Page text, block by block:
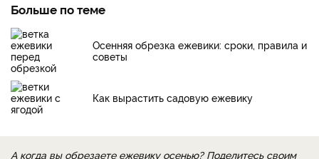
Больше по теме
Осенняя обрезка ежевики: сроки, правила и
советы
Как вырастить садовую ежевику
А когда вы обрезаете ежевику осенью? Поделитесь своим